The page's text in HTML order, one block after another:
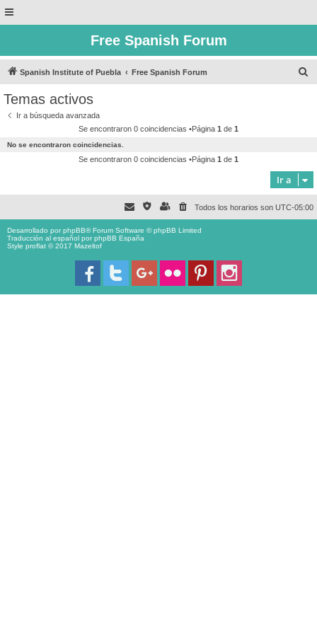
Free Spanish Forum
Spanish Institute of Puebla Free Spanish Forum
Temas activos
Ir a búsqueda avanzada
Se encontraron 0 coincidencias •Página 1 de 1
No se encontraron coincidencias.
Se encontraron 0 coincidencias •Página 1 de 1
Ir a
Todos los horarios son UTC-05:00
Desarrollado porphpBB® Forum Software © phpBB Limited
Traducción al español porphpBB España
Style proflat © 2017 Mazeltof